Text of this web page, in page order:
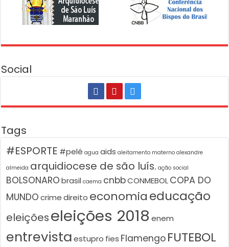
Social
Tags
#ESPORTE #pelé agua aids aleitamento materno alexandre
almeida arquidiocese de são luís. ação social
BOLSONARO brasil caema cnbbCONMEBOLCOPA DO
MUNDO crime direito economiaeducação
eleiçõeseleições 2018 enem
entrevista estupro fies Flamengo FUTEBOL